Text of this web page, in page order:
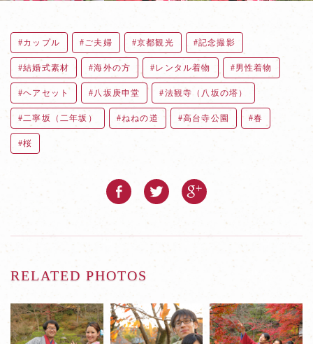
カップル ご夫婦 京都観光 記念撮影
結婚式素材 海外の方 レンタル着物 男性着物
ヘアセット 八坂庚申堂 法観寺（八坂の塔）
二寧坂（二年坂） ねねの道 高台寺公園 春
桜
RELATED PHOTOS